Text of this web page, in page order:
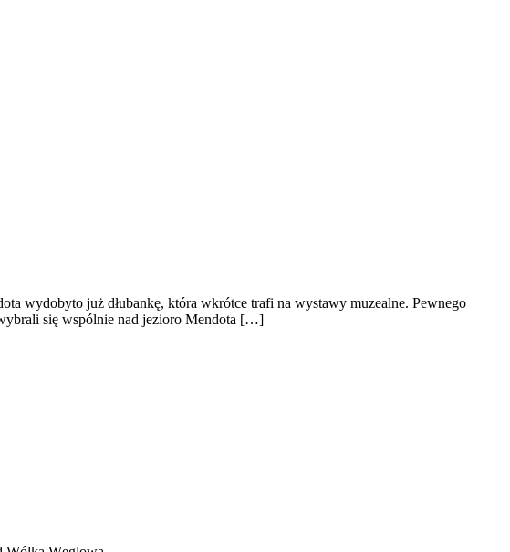
wydobyto już dłubankę, która wkrótce trafi na wystawy muzealne. Pewnego
się wspólnie nad jezioro Mendota […]